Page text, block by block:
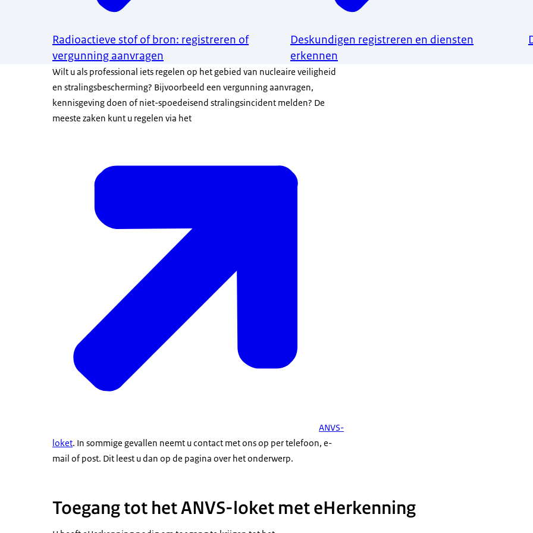
Radioactieve stof of bron: registreren of
vergunning aanvragen
Deskundigen registreren en diensten
erkennen
Wilt u als professional iets regelen op het gebied van nucleaire veiligheid
en stralingsbescherming? Bijvoorbeeld een vergunning aanvragen,
kennisgeving doen of niet-spoedeisend stralingsincident melden? De
meeste zaken kunt u regelen via het
ANVS-
loket. In sommige gevallen neemt u contact met ons op per telefoon, e-
mail of post. Dit leest u dan op de pagina over het onderwerp.
Toegang tot het ANVS-loket met eHerkenning